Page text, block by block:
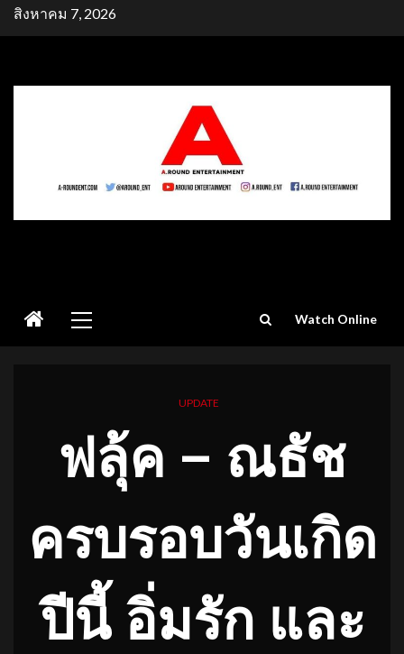
Skipสิงหาคม 7, 2026
Menu
Watch Online
UPDATE
ฟลุ้ค – ณธัช
ครบรอบวันเกิด
ปีนี้ อิ่มรัก และ